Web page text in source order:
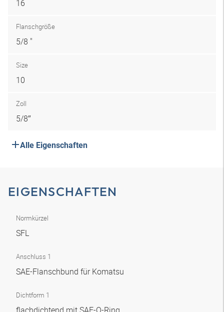
16
Flanschgröße
5/8 "
Size
10
Zoll
5/8″
Alle Eigenschaften
EIGENSCHAFTEN
Normkürzel
SFL
Anschluss 1
SAE-Flanschbund für Komatsu
Dichtform 1